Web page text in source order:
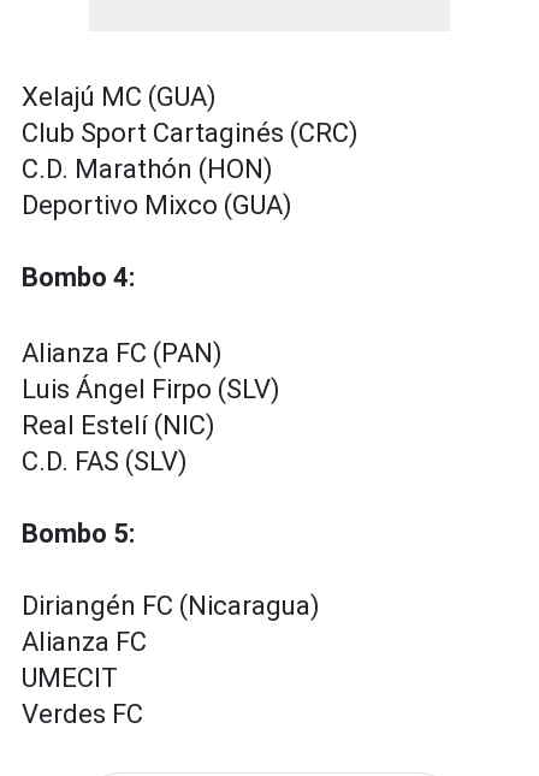
Xelajú MC (GUA)
Club Sport Cartaginés (CRC)
C.D. Marathón (HON)
Deportivo Mixco (GUA)
Bombo 4:
Alianza FC (PAN)
Luis Ángel Firpo (SLV)
Real Estelí (NIC)
C.D. FAS (SLV)
Bombo 5:
Diriangén FC (Nicaragua)
Alianza FC
UMECIT
Verdes FC